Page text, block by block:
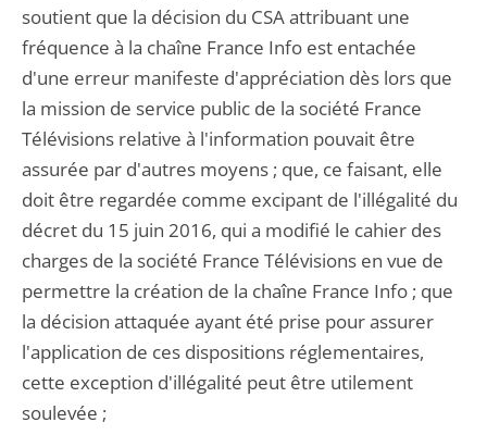
soutient que la décision du CSA attribuant une
fréquence à la chaîne France Info est entachée
d'une erreur manifeste d'appréciation dès lors que
la mission de service public de la société France
Télévisions relative à l'information pouvait être
assurée par d'autres moyens ; que, ce faisant, elle
doit être regardée comme excipant de l'illégalité du
décret du 15 juin 2016, qui a modifié le cahier des
charges de la société France Télévisions en vue de
permettre la création de la chaîne France Info ; que
la décision attaquée ayant été prise pour assurer
l'application de ces dispositions réglementaires,
cette exception d'illégalité peut être utilement
soulevée ;